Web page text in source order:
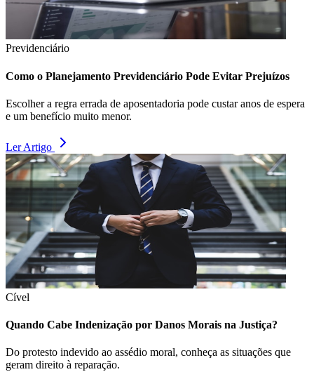
Previdenciário
Como o Planejamento Previdenciário Pode Evitar Prejuízos
Escolher a regra errada de aposentadoria pode custar anos de espera
e um benefício muito menor.
Ler Artigo
Cível
Quando Cabe Indenização por Danos Morais na Justiça?
Do protesto indevido ao assédio moral, conheça as situações que
geram direito à reparação.